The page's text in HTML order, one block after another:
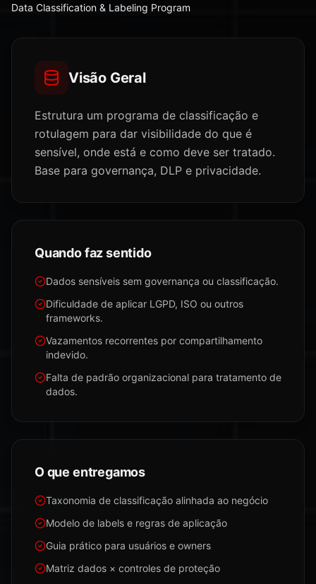
Data Classification & Labeling Program
Visão Geral
Estrutura um programa de classificação e
rotulagem para dar visibilidade do que é
sensível, onde está e como deve ser tratado.
Base para governança, DLP e privacidade.
Quando faz sentido
Dados sensíveis sem governança ou classificação.
Dificuldade de aplicar LGPD, ISO ou outros
frameworks.
Vazamentos recorrentes por compartilhamento
indevido.
Falta de padrão organizacional para tratamento de
dados.
O que entregamos
Taxonomia de classificação alinhada ao negócio
Modelo de labels e regras de aplicação
Guia prático para usuários e owners
Matriz dados × controles de proteção